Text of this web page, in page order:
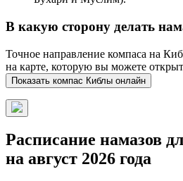
В какую сторону делать
Точное направление компаса на
на карте, которую вы можете
Показать компас Киблы онлайн
Расписание намазов
на август 2026 года